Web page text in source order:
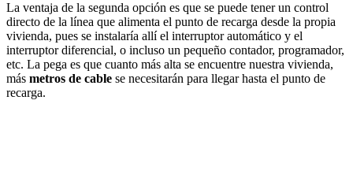
La ventaja de la segunda opción es que se puede tener un control
directo de la línea que alimenta el punto de recarga desde la propia
vivienda, pues se instalaría allí el interruptor automático y el
interruptor diferencial, o incluso un pequeño contador, programador,
etc. La pega es que cuanto más alta se encuentre nuestra vivienda,
más metros de cable se necesitarán para llegar hasta el punto de
recarga.